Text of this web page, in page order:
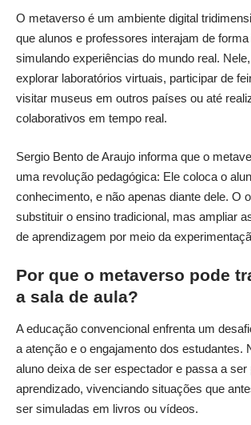
O metaverso é um ambiente digital
que alunos e professores interajam de
simulando experiências do mundo real.
explorar laboratórios virtuais, participar de
visitar museus em outros países ou até
colaborativos em tempo real.
Sergio Bento de Araujo informa que o
uma revolução pedagógica: Ele coloca o
conhecimento, e não apenas diante dele. O
substituir o ensino tradicional, mas ampliar
de aprendizagem por meio da
Por que o metaverso pode
a sala de aula?
A educação convencional enfrenta um
a atenção e o engajamento dos estudantes.
aluno deixa de ser espectador e passa a ser
aprendizado, vivenciando situações que
ser simuladas em livros ou vídeos.